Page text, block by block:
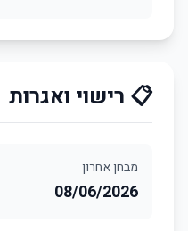
📋 רישוי ואגרות
מבחן אחרון
08/06/2026